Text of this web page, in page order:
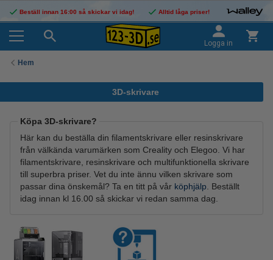
Beställ innan 16:00 så skickar vi idag! Alltid låga priser!
Logga in
Hem
3D-skrivare
Köpa 3D-skrivare?
Här kan du beställa din filamentskrivare eller resinskrivare
från välkända varumärken som Creality och Elegoo. Vi har
filamentskrivare, resinskrivare och multifunktionella skrivare
till superbra priser. Vet du inte ännu vilken skrivare som
passar dina önskemål? Ta en titt på vår köphjälp . Beställt
idag innan kl 16.00 så skickar vi redan samma dag.